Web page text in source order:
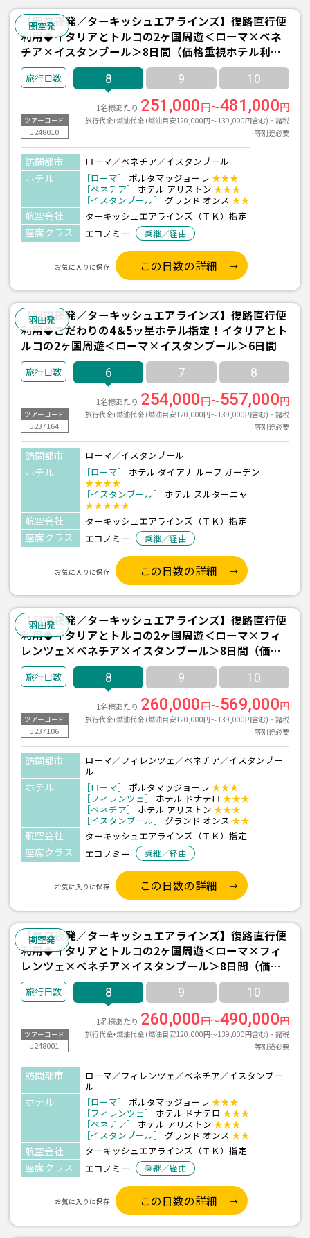
関空発
【関空夜発／ターキッシュエアラインズ】復路直行便
利用◆イタリアとトルコの2ヶ国周遊＜ローマ×ベネ
チア×イスタンブール＞8日間（価格重視ホテル利
用）
8 9 10
ツアーコード
J248010
1名様あたり 251,000円～481,000円
旅行代金+燃油代金 (燃油目安120,000円～139,000円含む)・諸税
等別途必要
訪問都市 ローマ／ベネチア／イスタンブール
ホテル ［ローマ］ ポルタマッジョーレ ★★★
［ベネチア］
ホテル アリストン ★★★
［イスタンブール］
グランド オンス ★★
航空会社 ターキッシュエアラインズ（ＴＫ）指定
座席クラス エコノミー 乗継／経由
お気に入りに保存 この日数の詳細
羽田発
【羽田夜発／ターキッシュエアラインズ】復路直行便
利用◆こだわりの4＆5ッ星ホテル指定！イタリアとト
ルコの2ヶ国周遊＜ローマ×イスタンブール＞6日間
6 7 8
ツアーコード
J237164
1名様あたり 254,000円～557,000円
旅行代金+燃油代金 (燃油目安120,000円～139,000円含む)・諸税
等別途必要
訪問都市 ローマ／イスタンブール
ホテル ［ローマ］
ホテル ダイアナ ルーフ ガーデン
★★★★
［イスタンブール］
ホテル スルターニャ
★★★★★
航空会社 ターキッシュエアラインズ（ＴＫ）指定
座席クラス エコノミー 乗継／経由
お気に入りに保存 この日数の詳細
羽田発
【羽田夜発／ターキッシュエアラインズ】復路直行便
利用◆イタリアとトルコの2ヶ国周遊＜ローマ×フィ
レンツェ×ベネチア×イスタンブール＞8日間（価格
重視ホテル利用）
8 9 10
ツアーコード
J237106
1名様あたり 260,000円～569,000円
旅行代金+燃油代金 (燃油目安120,000円～139,000円含む)・諸税
等別途必要
訪問都市
ローマ／フィレンツェ／ベネチア／イスタンブー
ル
ホテル ［ローマ］ ポルタマッジョーレ ★★★
［フィレンツェ］
ホテル ドナテロ ★★★
［ベネチア］
ホテル アリストン ★★★
［イスタンブール］
グランド オンス ★★
航空会社 ターキッシュエアラインズ（ＴＫ）指定
座席クラス エコノミー 乗継／経由
お気に入りに保存 この日数の詳細
関空発
【関空夜発／ターキッシュエアラインズ】復路直行便
利用◆イタリアとトルコの2ヶ国周遊＜ローマ×フィ
レンツェ×ベネチア×イスタンブール＞8日間（価格
重視ホテル利用）
8 9 10
ツアーコード
J248001
1名様あたり 260,000円～490,000円
旅行代金+燃油代金 (燃油目安120,000円～139,000円含む)・諸税
等別途必要
訪問都市
ローマ／フィレンツェ／ベネチア／イスタンブー
ル
ホテル ［ローマ］ ポルタマッジョーレ ★★★
［フィレンツェ］
ホテル ドナテロ ★★★
［ベネチア］
ホテル アリストン ★★★
［イスタンブール］
グランド オンス ★★
航空会社 ターキッシュエアラインズ（ＴＫ）指定
座席クラス エコノミー 乗継／経由
お気に入りに保存 この日数の詳細